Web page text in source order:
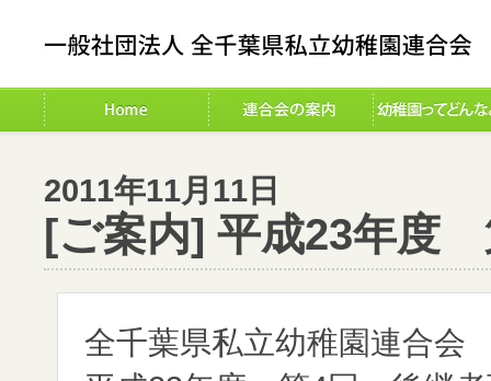
2011年11月11日
[ご案内] 平成23年度
全千葉県私立幼稚園連合会